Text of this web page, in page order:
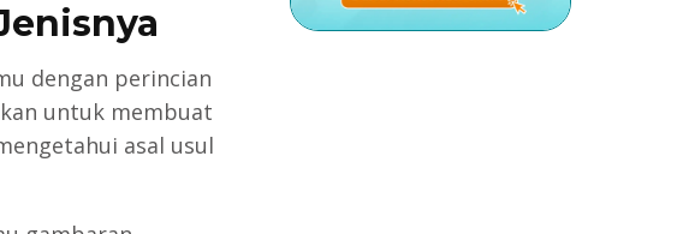
dengan perincian
untuk membuat
asal usul